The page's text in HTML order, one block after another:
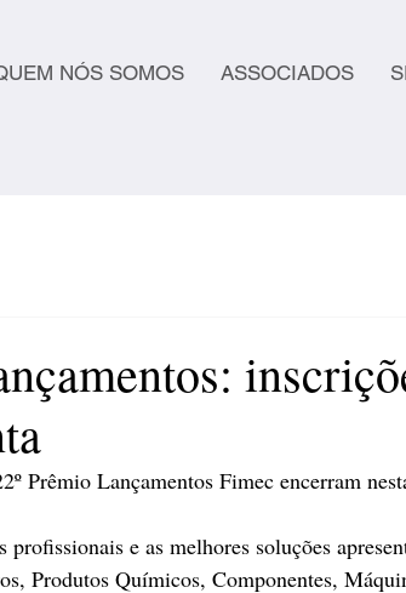
NÓS SOMOS ASSOCIADOS
Prêmio Lançamentos Fimec encerram
e as melhores soluções
Produtos Químicos, Componentes,